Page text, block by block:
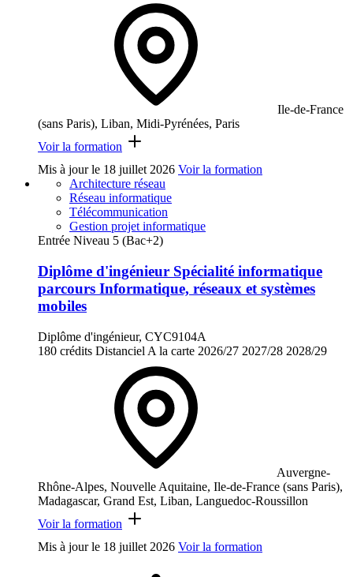
Ile-de-France
(sans Paris), Liban, Midi-Pyrénées, Paris
Voir la formation
Mis à jour le 18 juillet 2026 Voir la formation
Architecture réseau
Réseau informatique
Télécommunication
Gestion projet informatique
Entrée Niveau 5 (Bac+2)
Diplôme d'ingénieur Spécialité informatique
parcours Informatique, réseaux et systèmes
mobiles
Diplôme d'ingénieur, CYC9104A
180 crédits Distanciel A la carte 2026/27 2027/28 2028/29
Auvergne-
Rhône-Alpes, Nouvelle Aquitaine, Ile-de-France (sans Paris),
Madagascar, Grand Est, Liban, Languedoc-Roussillon
Voir la formation
Mis à jour le 18 juillet 2026 Voir la formation